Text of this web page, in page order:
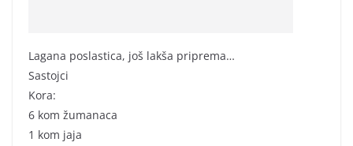
Lagana poslastica, još lakša priprema…
Sastojci
Kora:
6 kom žumanaca
1 kom jaja